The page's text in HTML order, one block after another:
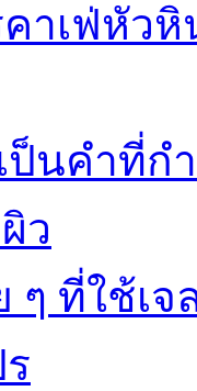
าเฟ่หัว
ป็นคำที่ก
ว
ๆ ที่ใช้เ